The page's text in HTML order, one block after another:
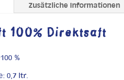
Zusätzliche Informationen
100% Direktsaft
%
0,7 ltr.